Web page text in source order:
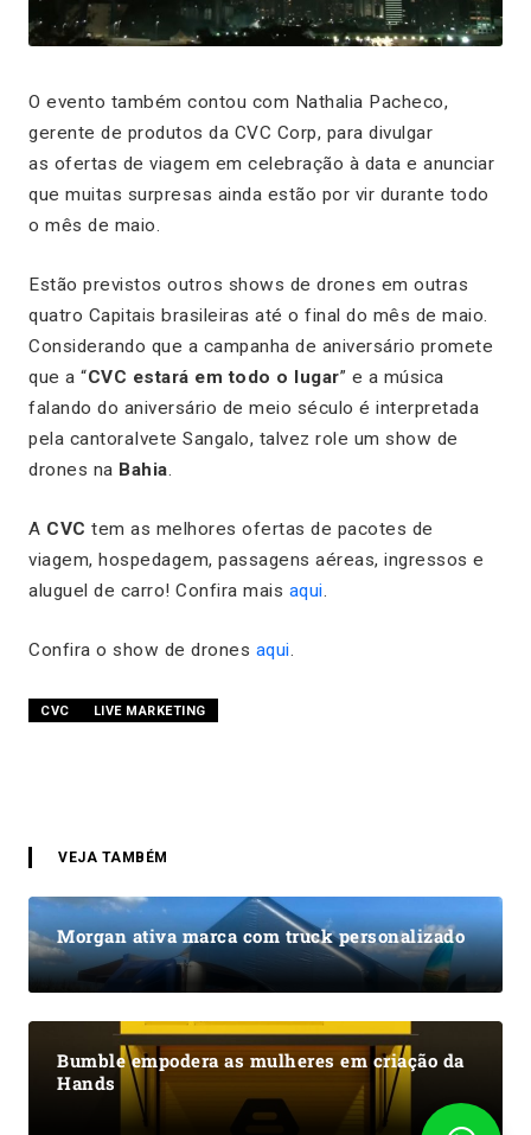
O evento também contou com Nathalia Pacheco,
gerente de produtos da CVC Corp, para divulgar
as ofertas de viagem em celebração à data e anunciar
que muitas surpresas ainda estão por vir durante todo
o mês de maio.
Estão previstos outros shows de drones em outras
quatro Capitais brasileiras até o final do mês de maio.
Considerando que a campanha de aniversário promete
que a “CVC estará em todo o lugar” e a música
falando do aniversário de meio século é interpretada
pela cantoraIvete Sangalo, talvez role um show de
drones na Bahia.
A CVC tem as melhores ofertas de pacotes de
viagem, hospedagem, passagens aéreas, ingressos e
aluguel de carro! Confira mais aqui.
Confira o show de drones aqui.
CVC LIVE MARKETING
VEJA TAMBÉM
Morgan ativa marca com truck personalizado
Bumble empodera as mulheres em criação da
Hands